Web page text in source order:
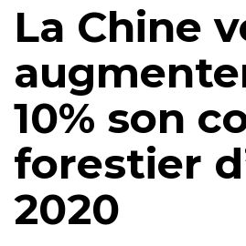
La Chine
10% son
forestier
2020